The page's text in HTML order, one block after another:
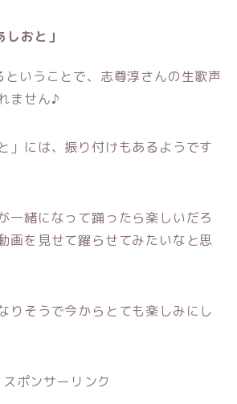
しおと」
いうことで、 志尊淳さんの生歌声
ません♪
」には、振り付けもあるようです
一緒になって踊ったら楽しいだろ
画を見せて躍らせてみたいなと思
りそうで今からとても楽しみにし
スポンサーリンク